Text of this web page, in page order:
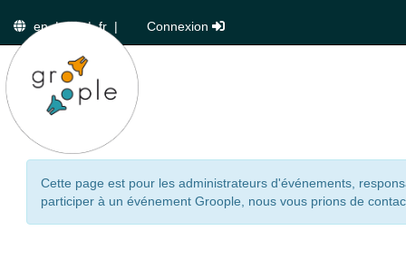
en|de|fr | Connexion
Cette page est pour les administrateurs d'événements,
participer à un événement Groople, nous vous prions de